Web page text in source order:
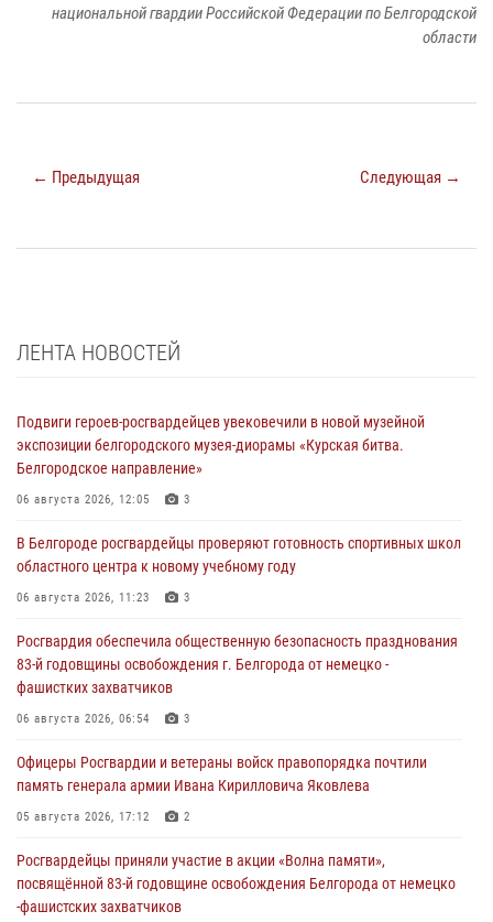
национальной гвардии Российской Федерации по Белгородской
области
← Предыдущая Следующая →
ЛЕНТА НОВОСТЕЙ
Подвиги героев‑росгвардейцев увековечили в новой музейной
экспозиции белгородского музея‑диорамы «Курская битва.
Белгородское направление»
06 августа 2026, 12:05 3
В Белгороде росгвардейцы проверяют готовность спортивных школ
областного центра к новому учебному году
06 августа 2026, 11:23 3
Росгвардия обеспечила общественную безопасность празднования
83-й годовщины освобождения г. Белгорода от немецко -
фашистких захватчиков
06 августа 2026, 06:54 3
Офицеры Росгвардии и ветераны войск правопорядка почтили
память генерала армии Ивана Кирилловича Яковлева
05 августа 2026, 17:12 2
Росгвардейцы приняли участие в акции «Волна памяти»,
посвящённой 83‑й годовщине освобождения Белгорода от немецко
‑фашистских захватчиков